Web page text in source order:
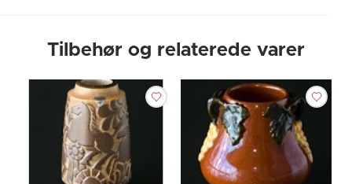
Tilbehør og relaterede varer